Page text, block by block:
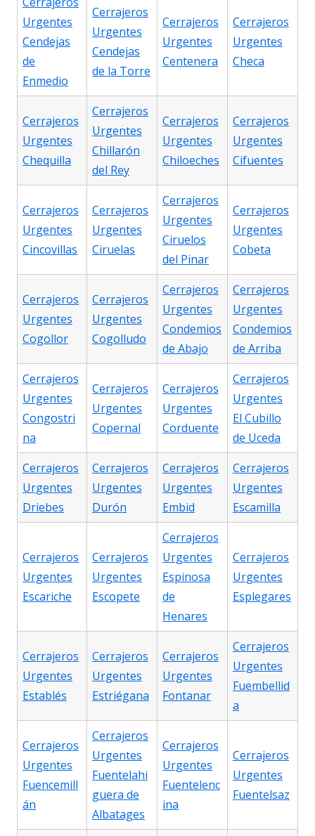
Urgentes
Cendejas
de
Enmedio
Cerrajeros
Urgentes
Cendejas
de la Torre
Cerrajeros
Urgentes
Centenera
Cerrajeros
Urgentes
Checa
Cerrajeros
Urgentes
Chequilla
Cerrajeros
Urgentes
Chillarón
del Rey
Cerrajeros
Urgentes
Chiloeches
Cerrajeros
Urgentes
Cifuentes
Cerrajeros
Urgentes
Cincovillas
Cerrajeros
Urgentes
Ciruelas
Cerrajeros
Urgentes
Ciruelos
del Pinar
Cerrajeros
Urgentes
Cobeta
Cerrajeros
Urgentes
Cogollor
Cerrajeros
Urgentes
Cogolludo
Cerrajeros
Urgentes
Condemios
de Abajo
Cerrajeros
Urgentes
Condemios
de Arriba
Cerrajeros
Urgentes
Congostri
na
Cerrajeros
Urgentes
Copernal
Cerrajeros
Urgentes
Corduente
Cerrajeros
Urgentes
El Cubillo
de Uceda
Cerrajeros
Urgentes
Driebes
Cerrajeros
Urgentes
Durón
Cerrajeros
Urgentes
Embid
Cerrajeros
Urgentes
Escamilla
Cerrajeros
Urgentes
Escariche
Cerrajeros
Urgentes
Escopete
Cerrajeros
Urgentes
Espinosa
de
Henares
Cerrajeros
Urgentes
Esplegares
Cerrajeros
Urgentes
Establés
Cerrajeros
Urgentes
Estriégana
Cerrajeros
Urgentes
Fontanar
Cerrajeros
Urgentes
Fuembellid
a
Cerrajeros
Urgentes
Fuencemill
án
Cerrajeros
Urgentes
Fuentelahi
guera de
Albatages
Cerrajeros
Urgentes
Fuentelenc
ina
Cerrajeros
Urgentes
Fuentelsaz